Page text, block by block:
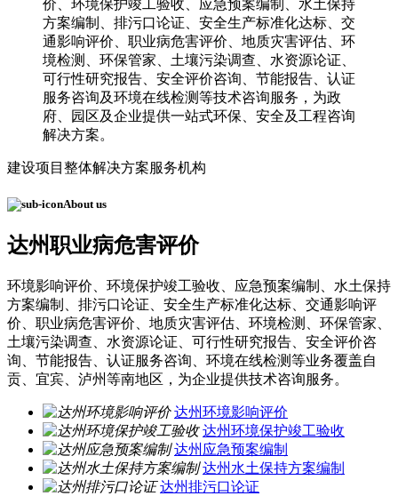
建设项目整体解决方案服务机构
About us
达州职业病危害评价
环境影响评价、环境保护竣工验收、应急预案编制、水土保持
方案编制、排污口论证、安全生产标准化达标、交通影响评
价、职业病危害评价、地质灾害评估、环境检测、环保管家、
土壤污染调查、水资源论证、可行性研究报告、安全评价咨
询、节能报告、认证服务咨询、环境在线检测等业务覆盖自
贡、宜宾、泸州等南地区，为企业提供技术咨询服务。
达州环境影响评价
达州环境保护竣工验收
达州应急预案编制
达州水土保持方案编制
达州排污口论证